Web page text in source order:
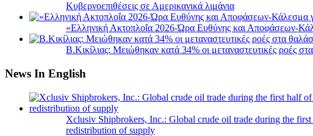
Κυβερνοεπιθέσεις σε Αμερικανικά λιμάνια
«Ελληνική Ακτοπλοΐα 2026-Ώρα Ευθύνης και Αποφάσεων-
B.Κικίλιας: Μειώθηκαν κατά 34% οι μεταναστευτικές ροές
News In English
Xclusiv Shipbrokers, Inc.: Global crude oil trade during the
redistribution of supply